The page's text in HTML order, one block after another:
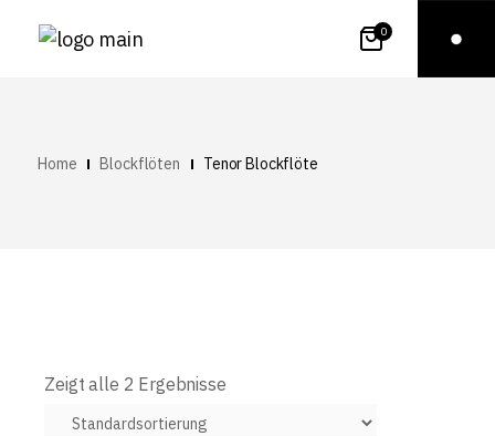
0
Home Blockflöten Tenor Blockflöte
Zeigt alle 2 Ergebnisse